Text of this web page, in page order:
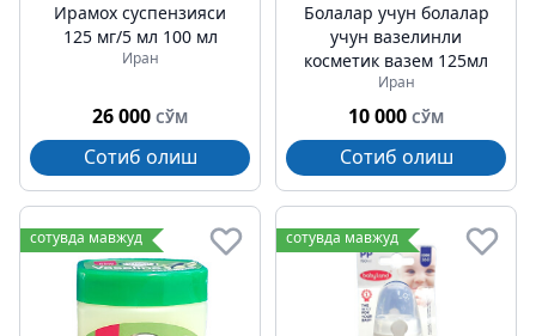
Ирамох суспензияси
125 мг/5 мл 100 мл
Иран
26 000 СЎМ
Сотиб олиш
Болалар учун болалар
учун вазелинли
косметик вазем 125мл
Иран
10 000 СЎМ
Сотиб олиш
сотувда мавжуд сотувда мавжуд